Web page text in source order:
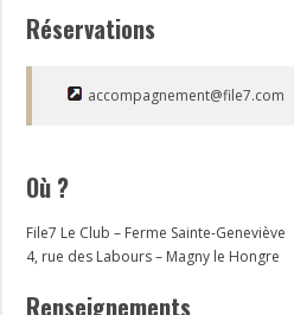
Réservations
accompagnement@file7.com
Où ?
File7 Le Club – Ferme Sainte-Geneviève
4, rue des Labours – Magny le Hongre
Renseignements